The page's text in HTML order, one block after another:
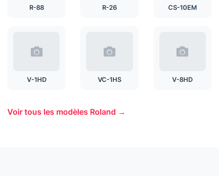
R-88 R-26 CS-10EM
V-1HD VC-1HS V-8HD
Voir tous les modèles Roland →